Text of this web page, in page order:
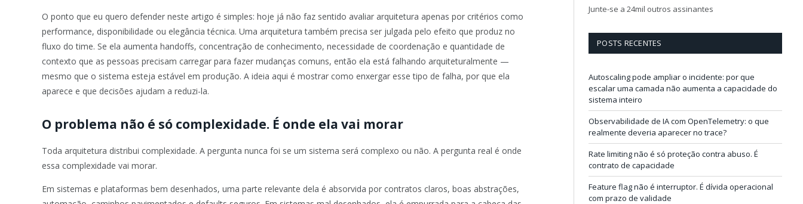
O ponto que eu quero defender neste artigo é simples: hoje já não faz sentido avaliar arquitetura apenas por critérios como
performance, disponibilidade ou elegância técnica. Uma arquitetura também precisa ser julgada pelo efeito que produz no
fluxo do time. Se ela aumenta handoffs, concentração de conhecimento, necessidade de coordenação e quantidade de
contexto que as pessoas precisam carregar para fazer mudanças comuns, então ela está falhando arquiteturalmente —
mesmo que o sistema esteja estável em produção. A ideia aqui é mostrar como enxergar esse tipo de falha, por que ela
aparece e que decisões ajudam a reduzi-la.
O problema não é só complexidade. É onde ela vai morar
Toda arquitetura distribui complexidade. A pergunta nunca foi se um sistema será complexo ou não. A pergunta real é onde
essa complexidade vai morar.
Em sistemas e plataformas bem desenhados, uma parte relevante dela é absorvida por contratos claros, boas abstrações,
ç
o
e
m
a
i
l
Junte-se a 24mil outros assinantes
POSTS RECENTES
Autoscaling pode ampliar o incidente: por que
escalar uma camada não aumenta a capacidade do
sistema inteiro
Observabilidade de IA com OpenTelemetry: o que
realmente deveria aparecer no trace?
Rate limiting não é só proteção contra abuso. É
contrato de capacidade
Feature flag não é interruptor. É dívida operacional
com prazo de validade